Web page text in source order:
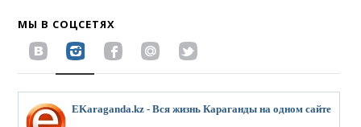
МЫ В СОЦСЕТЯХ
EKaraganda.kz - Вся жизнь Караганды на одном сайте